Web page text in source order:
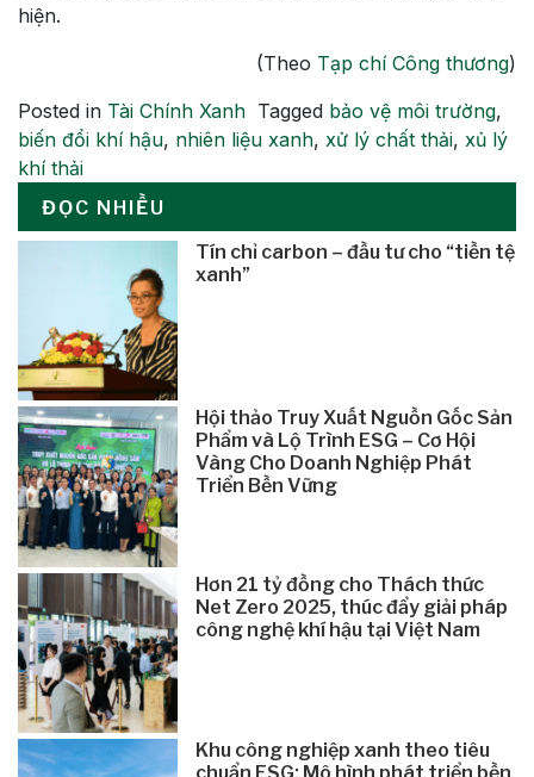
hiện.
(Theo Tạp chí Công thương)
Posted in Tài Chính Xanh Tagged bảo vệ môi trường,
biến đổi khí hậu, nhiên liệu xanh, xử lý chất thải, xủ lý
khí thải
ĐỌC NHIỀU
Tín chỉ carbon – đầu tư cho “tiền tệ
xanh”
Hội thảo Truy Xuất Nguồn Gốc Sản
Phẩm và Lộ Trình ESG – Cơ Hội
Vàng Cho Doanh Nghiệp Phát
Triển Bền Vững
Hơn 21 tỷ đồng cho Thách thức
Net Zero 2025, thúc đẩy giải pháp
công nghệ khí hậu tại Việt Nam
Khu công nghiệp xanh theo tiêu